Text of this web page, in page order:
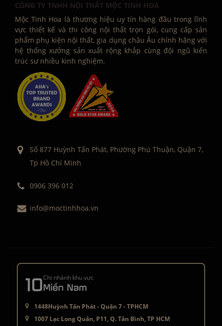
CÔNG TY TNHH NỘI THẤT MỘC TINH HOA
Mộc Tinh Hoa là thương hiệu uy tín hàng đầu trong lĩnh
vực thiết kế và thi công nội thất trọn gói, cung cấp sản
phẩm phụ kiện nội thất, gia dụng châu Âu chính hãng với
hệ thống xưởng sản xuất rộng khắp cùng đội ngũ kiến
trúc sư nhiều kinh nghiệm.
Số 877 Huỳnh Tấn Phát, Phường Phú Thuận, Quận 7,
Tp Hồ Chí Minh
0906 396 012
info@moctinhhoa.vn
10Chi nhánh khu vực
Miền Nam
1448Huỳnh Tấn Phát - Quận 7 - TPHCM
1007 Lạc Long Quân, P11, Q. Tân Bình, TP HCM